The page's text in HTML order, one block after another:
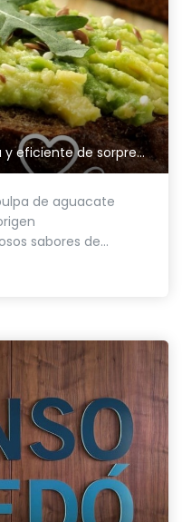
¡Descubre una forma deliciosa y eficiente de sorprender a tus clientes!
de aguacate
sabores de...